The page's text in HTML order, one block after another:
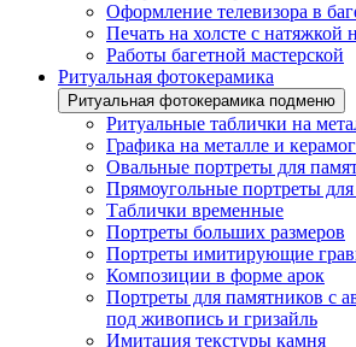
Оформление телевизора в
Печать на холсте с натяжкой
Работы багетной мастерской
Ритуальная фотокерамика
Ритуальная фотокерамика подменю
Ритуальные таблички на
Графика на металле и
Овальные портреты для
Прямоугольные портреты
Таблички временные
Портреты больших размеров
Портреты имитирующие
Композиции в форме арок
Портреты для памятников с
под живопись и гризайль
Имитация текстуры камня